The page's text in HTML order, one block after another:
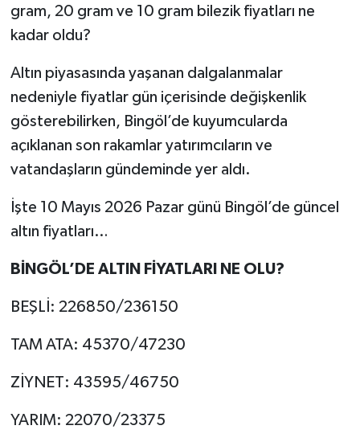
gram, 20 gram ve 10 gram bilezik fiyatları ne
kadar oldu?
Altın piyasasında yaşanan dalgalanmalar
nedeniyle fiyatlar gün içerisinde değişkenlik
gösterebilirken, Bingöl’de kuyumcularda
açıklanan son rakamlar yatırımcıların ve
vatandaşların gündeminde yer aldı.
İşte 10 Mayıs 2026 Pazar günü Bingöl’de güncel
altın fiyatları…
BİNGÖL’DE ALTIN FİYATLARI NE OLU?
BEŞLİ: 226850/236150
TAM ATA: 45370/47230
ZİYNET: 43595/46750
YARIM: 22070/23375